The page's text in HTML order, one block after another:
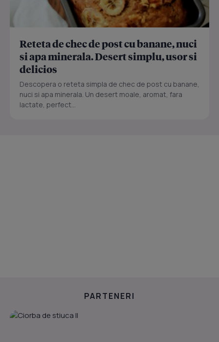
Reteta de chec de post cu banane, nuci
si apa minerala. Desert simplu, usor si
delicios
Descopera o reteta simpla de chec de post cu banane,
nuci si apa minerala. Un desert moale, aromat, fara
lactate, perfect...
PARTENERI